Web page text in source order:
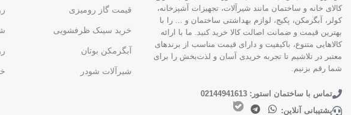
کالای خانه و ساختمان مانند شیرآلات، تجهیزات آشپزخانه،
کولر، آبگرمکن، پکیج، لوازم بهداشتی ساختمان و ... را با
بهترین قیمت و ضمانت اصالت کالا خرید کنید. ما با ارائه
کالاهایی متنوع، باکیفیت و دارای قیمت مناسب از برندهای
معتبر در تلاشیم تا تجربه خریدی آسان و لذت‌بخش را برای
شما رقم بزنیم.
تماس با ساختمان استور: 02144941613
پشتیبانی آنلاین:
قیمت گاز رومیزی
خرید سینک ظرفشویی
آبگرمکن بوتان
شیرآلات شودر